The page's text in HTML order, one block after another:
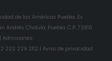
de las Américas Puebla. Ex
Cholula, Puebla. C.P. 72810.
Admisiones:
222 229 2112 | Aviso de privacidad